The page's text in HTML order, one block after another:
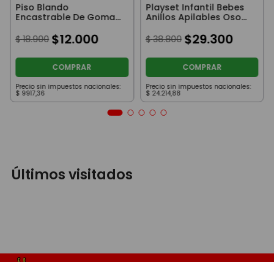
Piso Blando
Encastrable De Goma
$ 18.900 $12.000
COMPRAR
Precio sin impuestos nacionales:
$ 9917,36
Playset Infantil Bebes
Anillos Apilables Oso
Madera Original
$ 38.800 $29.300
COMPRAR
Precio sin impuestos nacionales:
$ 24.214,88
Últimos visitados